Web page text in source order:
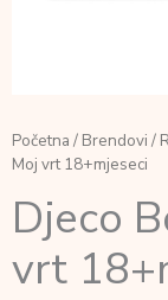
Početna / Brendovi /
Moj vrt 18+mjeseci
Djeco
vrt